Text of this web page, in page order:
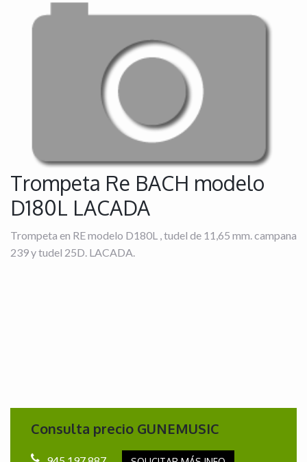
Trompeta Re BACH modelo
D180L LACADA
Trompeta en RE modelo D180L , tudel de 11,65 mm. campana
239 y tudel 25D. LACADA.
Consulta precio GUNEMUSIC